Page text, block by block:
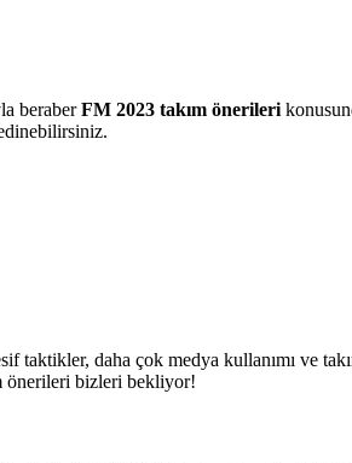
beraberFM 2023 takım önerileri
daha çok medya kullanımı ve
önerileri bizleri bekliyor!